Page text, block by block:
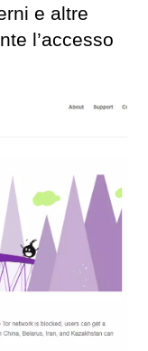
e altre
l’accesso